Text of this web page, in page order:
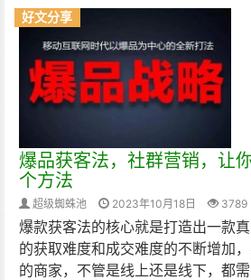
好文分享
爆品获客法，社群营销，让
个方法
超级蜘蛛池 2023年10月18日 3789
爆款获客法的核心就是打造出一款
的获取难度和成交难度的不断增加
的商家，不管是线上还是线下，都需